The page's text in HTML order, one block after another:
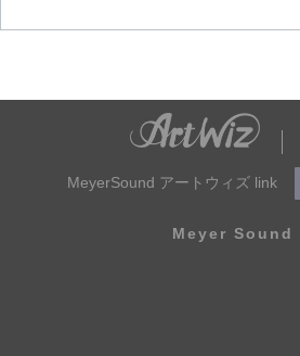
MeyerSound アートウィズ link
Meyer Sound